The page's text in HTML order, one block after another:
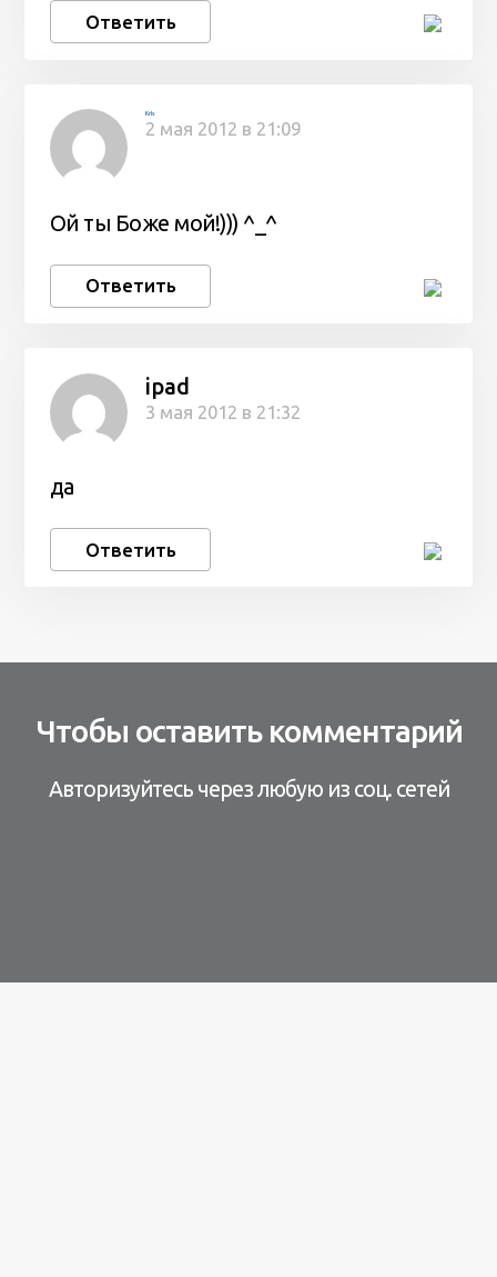
Ответить
KrIs
2 мая 2012 в 21:09
Ой ты Боже мой!))) ^_^
Ответить
ipad
3 мая 2012 в 21:32
да
Ответить
Чтобы оставить комментарий
Авторизуйтесь через любую из соц. сетей